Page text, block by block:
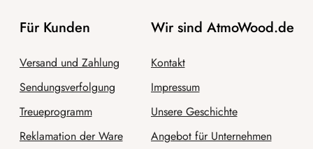
Für Kunden
Versand und Zahlung
Sendungsverfolgung
Treueprogramm
Reklamation der Ware
Wir sind AtmoWood.de
Kontakt
Impressum
Unsere Geschichte
Angebot für Unternehmen